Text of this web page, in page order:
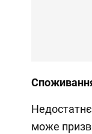
може